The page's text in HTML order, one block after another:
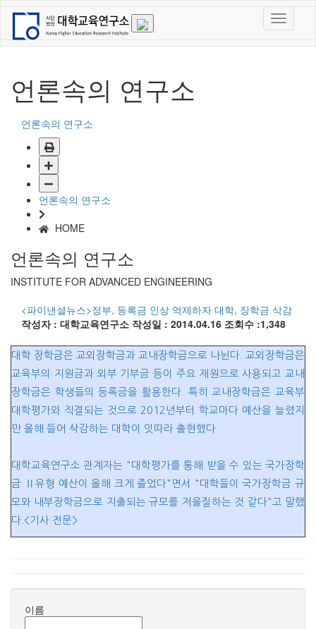
언론속의 연구소
언론속의 연구소
언론속의 연구소
HOME
언론속의 연구소
INSTITUTE FOR ADVANCED ENGINEERING
<파이낸셜뉴스>정부, 등록금 인상 억제하자 대학, 장학금 삭감
작성자 : 대학교육연구소 작성일 : 2014.04.16 조회수 :1,348
대학 장학금은 교외장학금과 교내장학금으로 나뉜다. 교외장학금은
교육부의 지원금과 외부 기부금 등이 주요 재원으로 사용되고 교내
장학금은 학생들의 등록금을 활용한다. 특히 교내장학금은 교육부
대학평가와 직결되는 것으로 2012년부터 학교마다 예산을 늘렸지
만 올해 들어 삭감하는 대학이 잇따라 출현했다.
대학교육연구소 관계자는 "대학평가를 통해 받을 수 있는 국가장학
금 Ⅱ유형 예산이 올해 크게 줄었다"면서 "대학들이 국가장학금 규
모와 내부장학금으로 지출되는 규모를 저울질하는 것 같다"고 말했
다. <기사 전문>
이름